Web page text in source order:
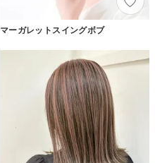
マーガレットスイングボブ